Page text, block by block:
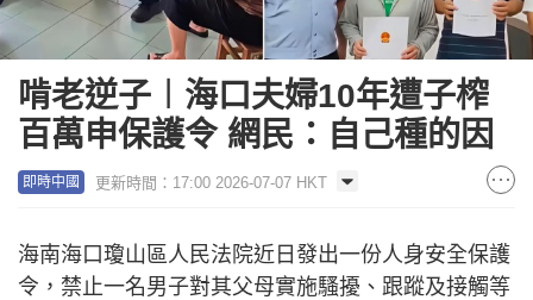
啃老逆子︱海口夫婦10年遭子榨
百萬申保護令 網民：自己種的因
即時中國 更新時間：17:00 2026-07-07 HKT
海南海口瓊山區人民法院近日發出一份人身安全保護
令，禁止一名男子對其父母實施騷擾、跟蹤及接觸等